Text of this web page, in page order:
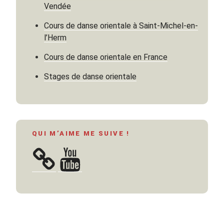
Vendée
Cours de danse orientale à Saint-Michel-en-
l’Herm
Cours de danse orientale en France
Stages de danse orientale
QUI M’AIME ME SUIVE !
YouTube